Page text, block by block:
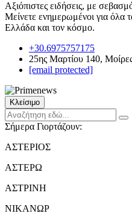
Αξιόπιστες ειδήσεις, με
Μείνετε ενημερωμένοι για όλα
Ελλάδα και τον κόσμο.
+30.6975757175
25ης Μαρτίου 140,
[email protected]
Κλείσιμο
Σήμερα Γιορτάζουν:
ΑΣΤΕΡΙΟΣ
ΑΣΤΕΡΩ
ΑΣΤΡΙΝΗ
ΝΙΚΑΝΩΡ